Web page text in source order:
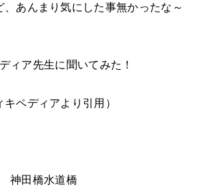
あんまり気にした事無かったな～
ィア先生に聞いてみた！
キペディアより引用）
神田橋水道橋